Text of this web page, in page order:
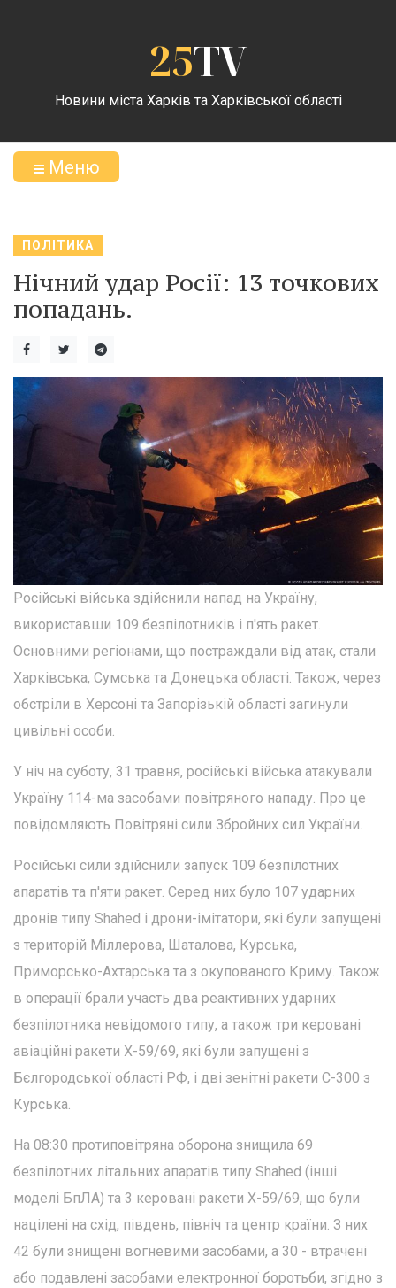
25TV
Новини міста Харків та Харківської області
Меню
ПОЛІТИКА
Нічний удар Росії: 13 точкових
попадань.
Російські війська здійснили напад на Україну,
використавши 109 безпілотників і п'ять ракет.
Основними регіонами, що постраждали від атак, стали
Харківська, Сумська та Донецька області. Також, через
обстріли в Херсоні та Запорізькій області загинули
цивільні особи.
У ніч на суботу, 31 травня, російські війська атакували
Україну 114-ма засобами повітряного нападу. Про це
повідомляють Повітряні сили Збройних сил України.
Російські сили здійснили запуск 109 безпілотних
апаратів та п'яти ракет. Серед них було 107 ударних
дронів типу Shahed і дрони-імітатори, які були запущені
з територій Міллерова, Шаталова, Курська,
Приморсько-Ахтарська та з окупованого Криму. Також
в операції брали участь два реактивних ударних
безпілотника невідомого типу, а також три керовані
авіаційні ракети Х-59/69, які були запущені з
Бєлгородської області РФ, і дві зенітні ракети С-300 з
Курська.
На 08:30 протиповітряна оборона знищила 69
безпілотних літальних апаратів типу Shahed (інші
моделі БпЛА) та 3 керовані ракети Х-59/69, що були
націлені на схід, південь, північ та центр країни. З них
42 були знищені вогневими засобами, а 30 - втрачені
або подавлені засобами електронної боротьби, згідно з